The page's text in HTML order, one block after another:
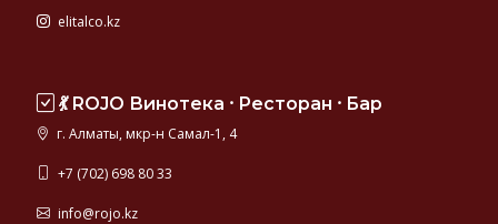
elitalco.kz
💃 ROJO Винотека ⸱ Ресторан ⸱ Бар
г. Алматы, мкр-н Самал-1, 4
+7 (702) 698 80 33
info@rojo.kz